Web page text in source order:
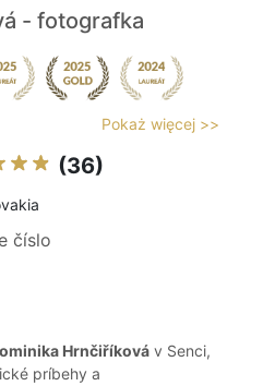
- fotografka
Pokaż więcej >>
(36)
číslo
Hrnčiříková v Senci,
príbehy a